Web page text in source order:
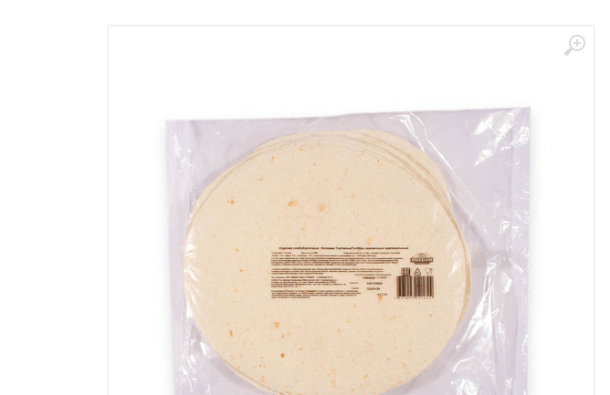
недлит. хранения)
НАПИТКИ
ЗАМОРОЗКА (ягоды,овощи)
СПЕЦИИ, БУЛЬОНЫ
КОЛБАСНЫЕ ИЗДЕЛИЯ
МАКАРОННЫЕ ИЗДЕЛИЯ
СЫРЫ МЯГКИЕ И ПЛАВЛЕНЫЕ
МАСЛО РАСТ, ОЛИВКОВОЕ И